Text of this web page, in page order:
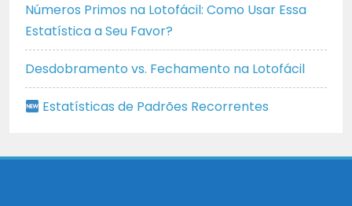
Números Primos na Lotofácil: Como Usar Essa
Estatística a Seu Favor?
Desdobramento vs. Fechamento na Lotofácil
Estatísticas de Padrões Recorrentes